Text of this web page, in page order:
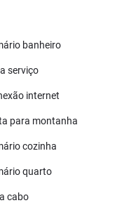
banheiro
serviço
internet
para montanha
cozinha
quarto
cabo